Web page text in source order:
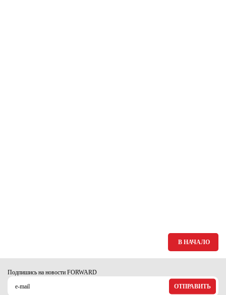
В НАЧАЛО
Подпишись на новости FORWARD
ОТПРАВИТЬ